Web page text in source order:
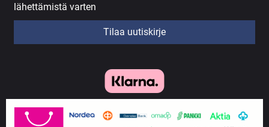
lähettämistä varten
Tilaa uutiskirje